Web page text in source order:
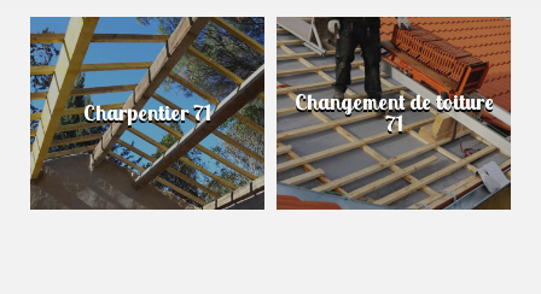
Charpentier 71 Changement de toiture
71